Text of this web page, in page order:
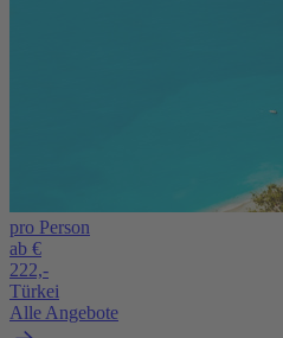
pro Person
ab €
222,-
Türkei
Alle Angebote